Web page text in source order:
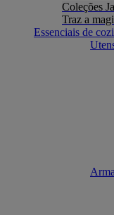
Coleções
Traz a
Essenciais de